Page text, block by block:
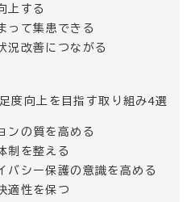
上する
って集患できる
況改善につながる
度向上を目指す取り組み4選
ンの質を高める
制を整える
バシー保護の意識を高める
適性を保つ